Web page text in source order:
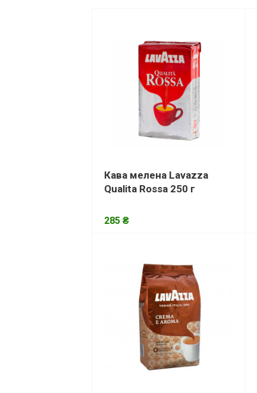
Кава мелена Lavazza
Qualita Rossa 250 г
285 ₴